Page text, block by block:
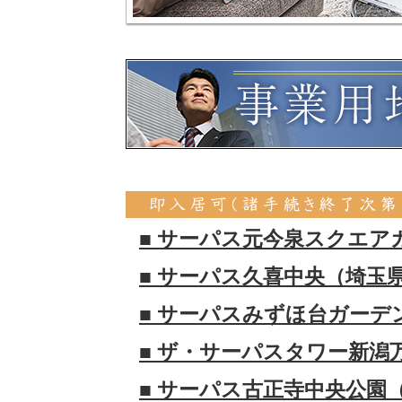
■ サーパス元今泉スクエア
■ サーパス久喜中央（埼玉
■ サーパスみずほ台ガーデ
■ ザ・サーパスタワー新潟
■ サーパス古正寺中央公園